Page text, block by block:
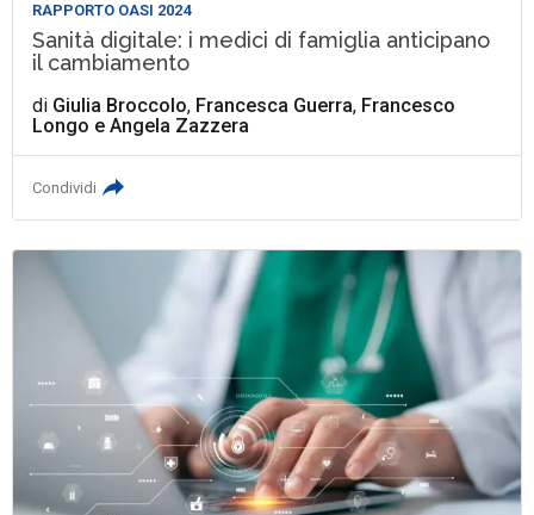
RAPPORTO OASI 2024
Sanità digitale: i medici di famiglia anticipano
il cambiamento
di Giulia Broccolo, Francesca Guerra, Francesco
Longo eAngela Zazzera
Condividi